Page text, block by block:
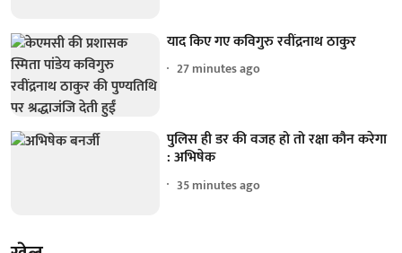
याद किए गए कविगुरु रवींद्रनाथ ठाकुर
27 minutes ago
पुलिस ही डर की वजह हो तो रक्षा कौन करेगा
: अभिषेक
35 minutes ago